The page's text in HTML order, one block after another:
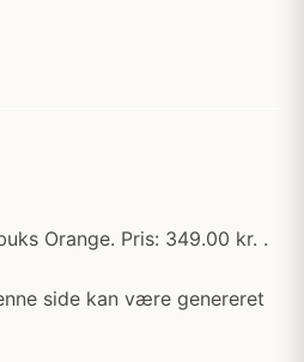
Orange. Pris: 349.00 kr. .
side kan være genereret